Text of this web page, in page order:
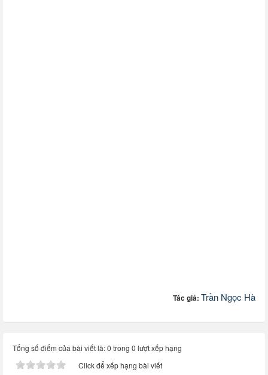
Tác giả: Trần Ngọc Hà
Tổng số điểm của bài viết là: 0 trong 0 lượt xếp hạng
Click để xếp hạng bài viết